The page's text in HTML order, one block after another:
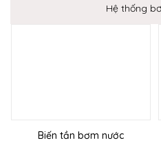
Hệ thống
Biến tần bơm nước